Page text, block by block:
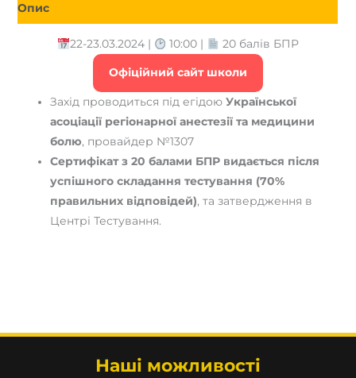
Опис
22-23.03.2024 | 10:00 | 20 балів БПР
Офіційний сайт школи
Захід проводиться під егідоюУкраїнської
асоціації регіонарної анестезії та медицини
болю, провайдер №1307
Сертифікат з 20 балами БПР видається після
успішного складання тестування (70%
правильних відповідей), та затвердження в
Центрі Тестування.
Наші можливості